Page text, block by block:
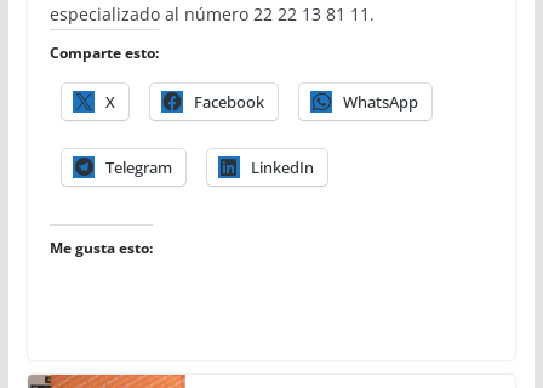
especializado al número 22 22 13 81 11.
Comparte esto:
X Facebook WhatsApp
Telegram LinkedIn
Me gusta esto: